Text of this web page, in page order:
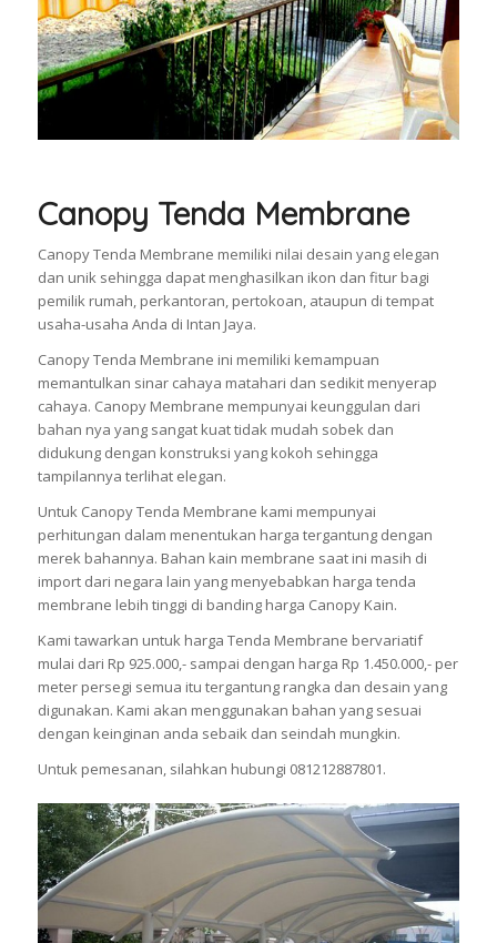
Canopy Tenda Membrane
Canopy Tenda Membrane memiliki nilai desain yang elegan
dan unik sehingga dapat menghasilkan ikon dan fitur bagi
pemilik rumah, perkantoran, pertokoan, ataupun di tempat
usaha-usaha Anda di Intan Jaya.
Canopy Tenda Membrane ini memiliki kemampuan
memantulkan sinar cahaya matahari dan sedikit menyerap
cahaya. Canopy Membrane mempunyai keunggulan dari
bahan nya yang sangat kuat tidak mudah sobek dan
didukung dengan konstruksi yang kokoh sehingga
tampilannya terlihat elegan.
Untuk Canopy Tenda Membrane kami mempunyai
perhitungan dalam menentukan harga tergantung dengan
merek bahannya. Bahan kain membrane saat ini masih di
import dari negara lain yang menyebabkan harga tenda
membrane lebih tinggi di banding harga Canopy Kain.
Kami tawarkan untuk harga Tenda Membrane bervariatif
mulai dari Rp 925.000,- sampai dengan harga Rp 1.450.000,- per
meter persegi semua itu tergantung rangka dan desain yang
digunakan. Kami akan menggunakan bahan yang sesuai
dengan keinginan anda sebaik dan seindah mungkin.
Untuk pemesanan, silahkan hubungi 081212887801.